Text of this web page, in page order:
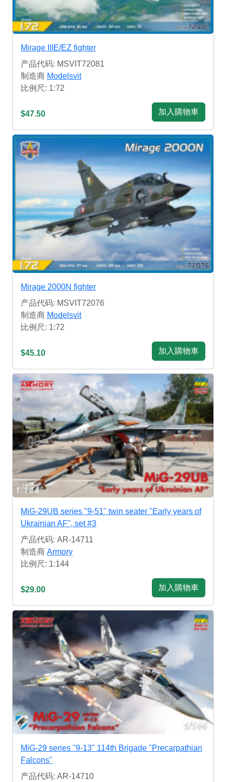
Mirage IIIE/EZ fighter
产品代码: MSVIT72081
制造商 Modelsvit
比例尺: 1:72
$47.50 加入購物車
Mirage 2000N fighter
产品代码: MSVIT72076
制造商 Modelsvit
比例尺: 1:72
$45.10 加入購物車
MiG-29UB series "9-51" twin seater "Early years of
Ukrainian AF", set #3
产品代码: AR-14711
制造商 Armory
比例尺: 1:144
$29.00 加入購物車
MiG-29 series "9-13" 114th Brigade "Precarpathian
Falcons"
产品代码: AR-14710